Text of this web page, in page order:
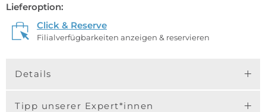
Lieferoption:
Click & Reserve
Filialverfügbarkeiten anzeigen & reservieren
Details
Tipp unserer Expert*innen